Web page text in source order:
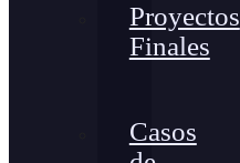
Proyectos
Finales
Casos